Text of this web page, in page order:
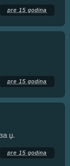
pre 15 godina
pre 15 godina
џ.
pre 15 godina